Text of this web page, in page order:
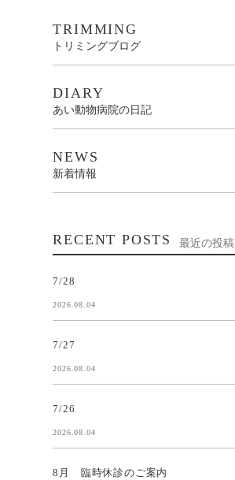
TRIMMING
トリミングブログ
DIARY
あい動物病院の日記
NEWS
新着情報
RECENT POSTS 最近の投稿
7/28
2026.08.04
7/27
2026.08.04
7/26
2026.08.04
8月 臨時休診のご案内